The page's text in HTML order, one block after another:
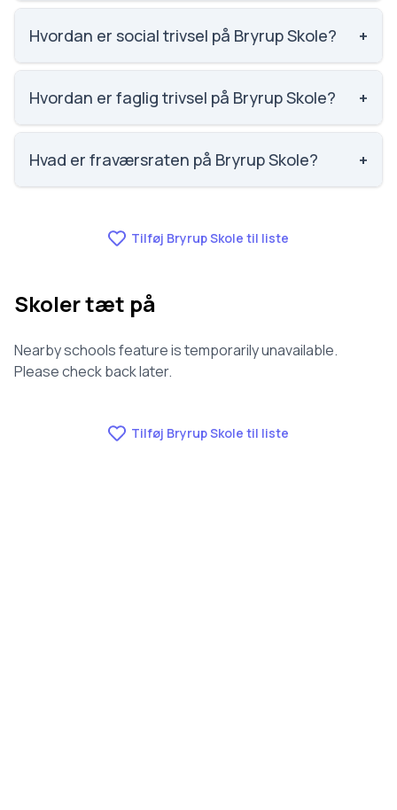
Email: bryrup.skole@silkeborg.dk. Telefon: 8970
2460. Adresse: Bryrup Skole Skolevej 14, 8654
Hvordan er social trivsel på Bryrup Skole? +
Social trivsel på Bryrup Skole er 3.9 ud af 5, nummer
661 ud af 3143 skoler. Scoren er baseret på
Hvordan er faglig trivsel på Bryrup Skole? +
Faglig trivsel på Bryrup Skole er 3.5 ud af 5, nummer
857 ud af 3143 skoler. Scoren er baseret på
Hvad er fraværsraten på Bryrup Skole? +
Tilføj Bryrup Skole til liste
Skoler tæt på
Nearby schools feature is temporarily unavailable.
Please check back later.
Tilføj Bryrup Skole til liste